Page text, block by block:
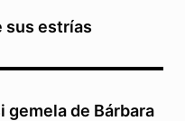
sus estrías
gemela de Bárbara